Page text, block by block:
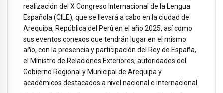
realización del X Congreso Internacional de la Lengua
Española (CILE), que se llevará a cabo en la ciudad de
Arequipa, República del Perú en el año 2025, así como
sus eventos conexos que tendrán lugar en el mismo
año, con la presencia y participación del Rey de España,
el Ministro de Relaciones Exteriores, autoridades del
Gobierno Regional y Municipal de Arequipa y
académicos destacados a nivel nacional e internacional.